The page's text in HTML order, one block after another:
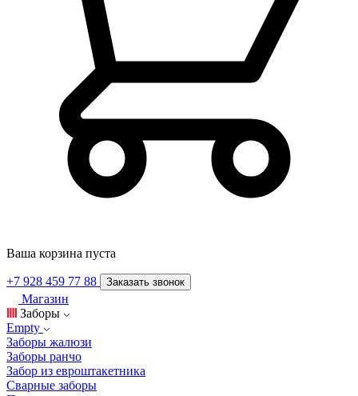
Ваша корзина пуста
+7 928 459 77 88 Заказать звонок
Магазин
Заборы
Empty
Заборы жалюзи
Заборы ранчо
Забор из евроштакетника
Сварные заборы